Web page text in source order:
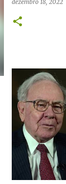
dezembro 18, 2022